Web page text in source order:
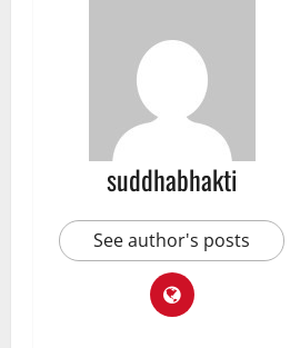
suddhabhakti
See author's posts